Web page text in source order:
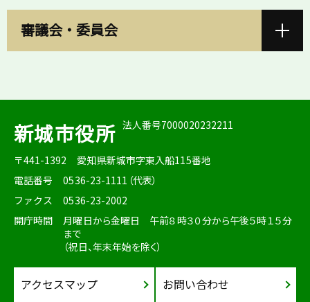
審議会・委員会
新城市役所 法人番号7000020232211
〒441-1392
愛知県新城市字東入船115番地
電話番号
0536-23-1111（代表）
ファクス
0536-23-2002
開庁時間
月曜日から金曜日 午前８時３０分から午後５時１５分
まで
（祝日、年末年始を除く）
アクセスマップ お問い合わせ